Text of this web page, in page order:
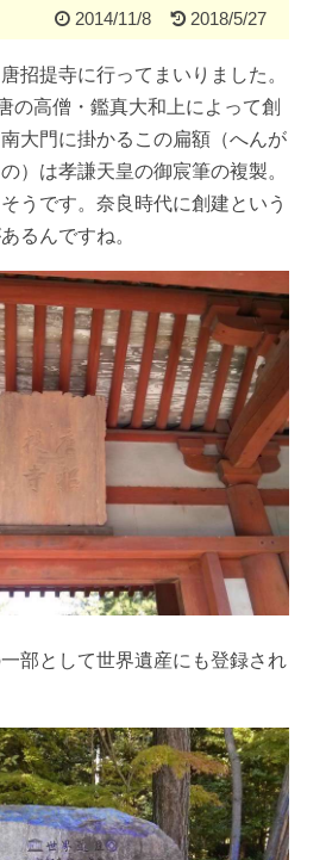
2014/11/8 2018/5/27
招提寺に行ってまいりました。
の高僧・鑑真大和上によって創
大門に掛かるこの扁額（へんが
）は孝謙天皇の御宸筆の複製。
うです。奈良時代に創建という
るんですね。
部として世界遺産にも登録され